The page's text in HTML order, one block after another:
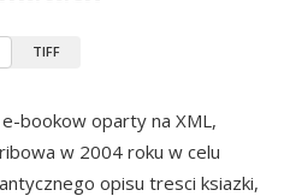
TIFF
bookow oparty na XML,
w 2004 roku w celu
opisu tresci ksiazki,